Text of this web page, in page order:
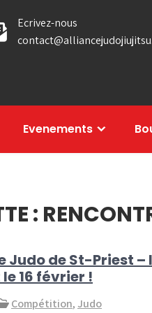
Ecrivez-nous
Evenements
:
Judo de St-Priest
16 février !
Compétition, Judo